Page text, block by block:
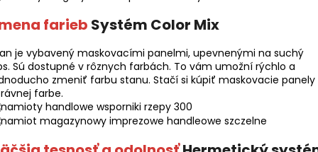
farieb Systém Color Mix
je vybavený maskovacími panelmi, upevnenými na suchý
Sú dostupné v rôznych farbách. To vám umožní rýchlo a
zmeniť farbu stanu. Stačí si kúpiť maskovacie panely
farbe.